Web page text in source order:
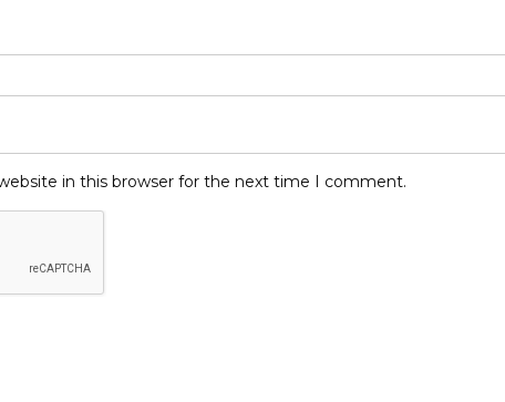
in this browser for the next time I comment.